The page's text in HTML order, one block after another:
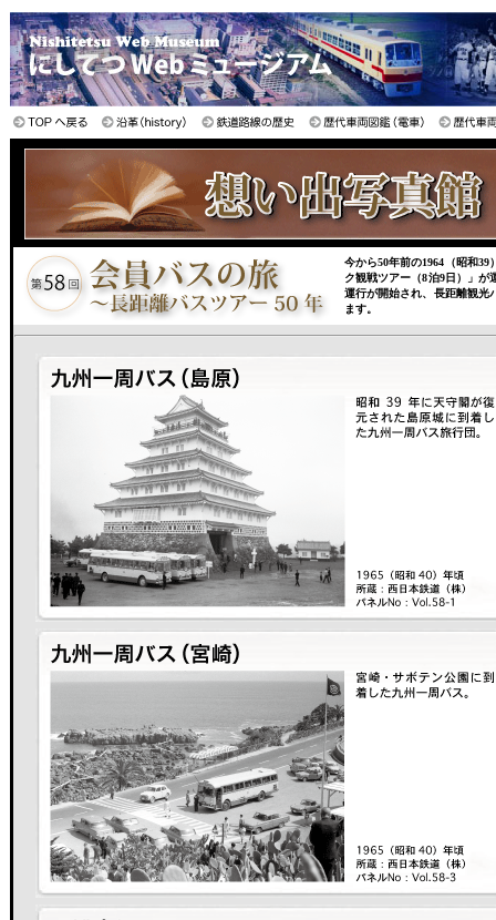
今から50年前の1964（昭和
ク観戦ツアー（8泊9日）」が
運行が開始され、長距離観光
ます。